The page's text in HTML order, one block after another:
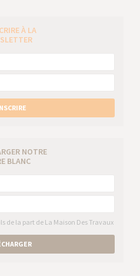
À LA
NOTRE
BLANC
de la part de La Maison Des Travaux